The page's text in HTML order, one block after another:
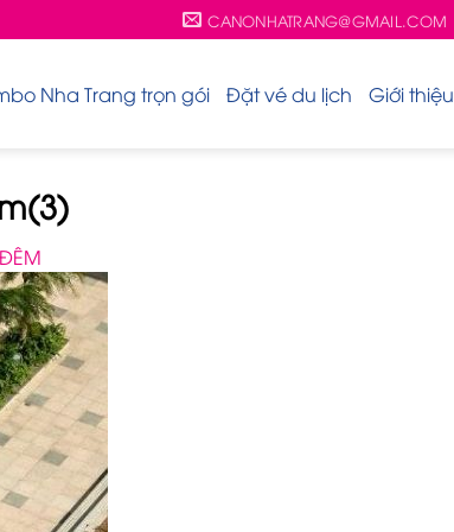
CANONHATRANG@GMAIL.COM
Nha Trang trọn gói Đặt vé du lịch Giới thiệu